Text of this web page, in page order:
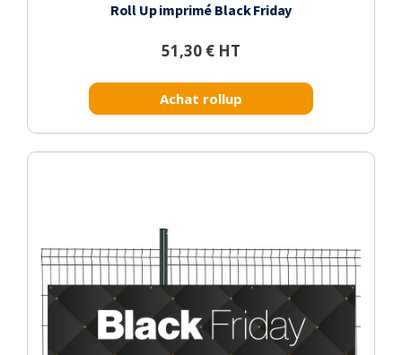
Roll Up imprimé Black Friday
51,30 € HT
Achat rollup